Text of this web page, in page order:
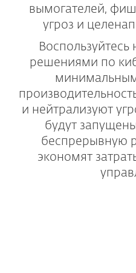
вымогателей,
угроз и
решениями по
и нейтрализуют
будут
беспрерывную
экономят